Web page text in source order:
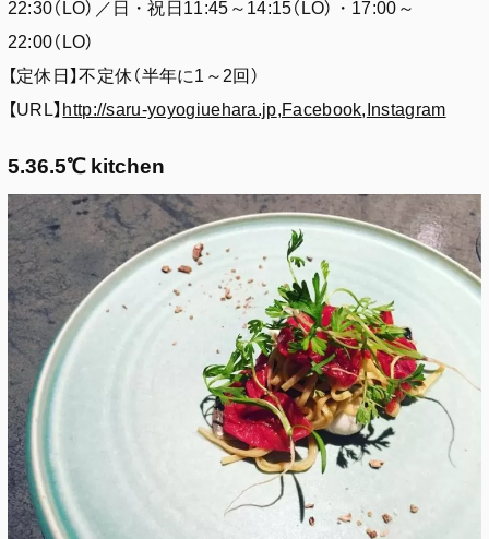
22:30（LO）／日・祝日11:45～14:15（LO）・17:00～
22:00（LO）
【定休日】不定休（半年に1～2回）
【URL】http://saru-yoyogiuehara.jp,Facebook,Instagram
5.36.5℃ kitchen